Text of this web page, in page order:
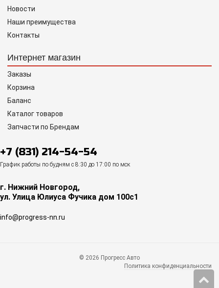
Новости
Наши преимущества
Контакты
Интернет магазин
Заказы
Корзина
Баланс
Каталог товаров
Запчасти по Брендам
+7 (831) 214-54-54
График работы по будням с 8:30 до 17:00 по мск
г. Нижний Новгород,
ул. Улица Юлиуса Фучика дом 100с1
info@progress-nn.ru
© 2026 Прогресс Авто
Политика конфиденциальности